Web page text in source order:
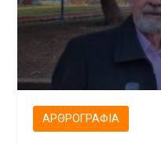
ΑΡΘΡΟΓΡΑΦΊΑ